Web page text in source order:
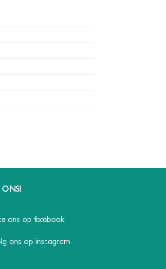
ons op facebook
ons op instagram